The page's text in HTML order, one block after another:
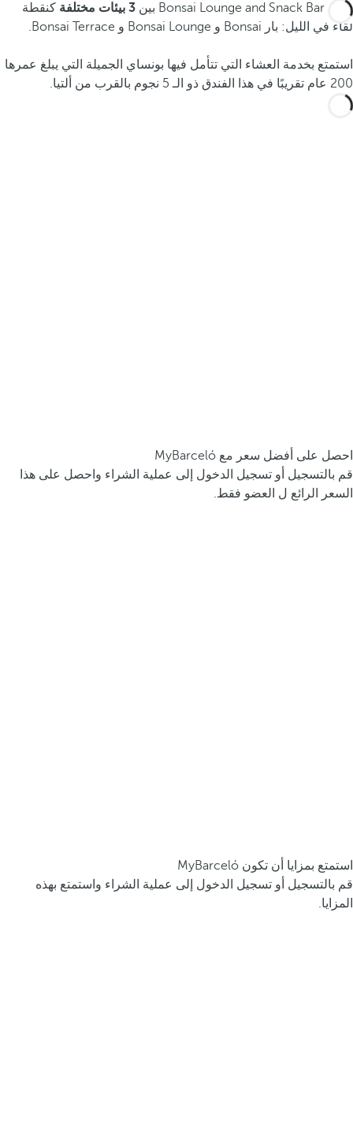
تجمع Bonsai Lounge and Snack Bar بين 3 بيئات مختلفة
كنقطة
لقاء في الليل: بار Bonsai و Bonsai Lounge و Bonsai Terrace.
استمتع بخدمة العشاء التي تتأمل فيها بونساي الجميلة التي يبلغ عمرها
200 عام تقريبًا في هذا الفندق ذو الـ 5 نجوم بالقرب من ألتيا.
احصل على أفضل سعر مع MyBarceló
قم بالتسجيل أو تسجيل الدخول إلى عملية الشراء واحصل على هذا
السعر الرائع ل العضو فقط.
استمتع بمزايا أن تكون MyBarceló
قم بالتسجيل أو تسجيل الدخول إلى عملية الشراء واستمتع بهذه
المزايا.